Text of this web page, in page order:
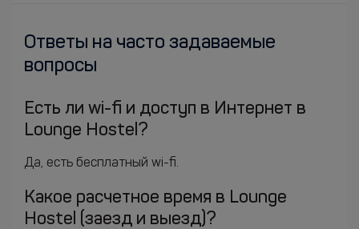
Ответы на часто задаваемые
вопросы
Есть ли wi-fi и доступ в Интернет в
Lounge Hostel?
Да, есть бесплатный wi-fi.
Какое расчетное время в Lounge
Hostel (заезд и выезд)?